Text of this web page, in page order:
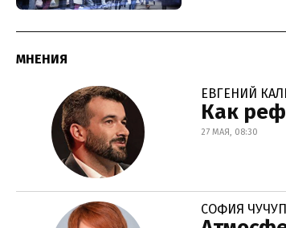
МНЕНИЯ
ЕВГЕНИЙ
Как
27 МАЯ, 08:30
СОФИЯ